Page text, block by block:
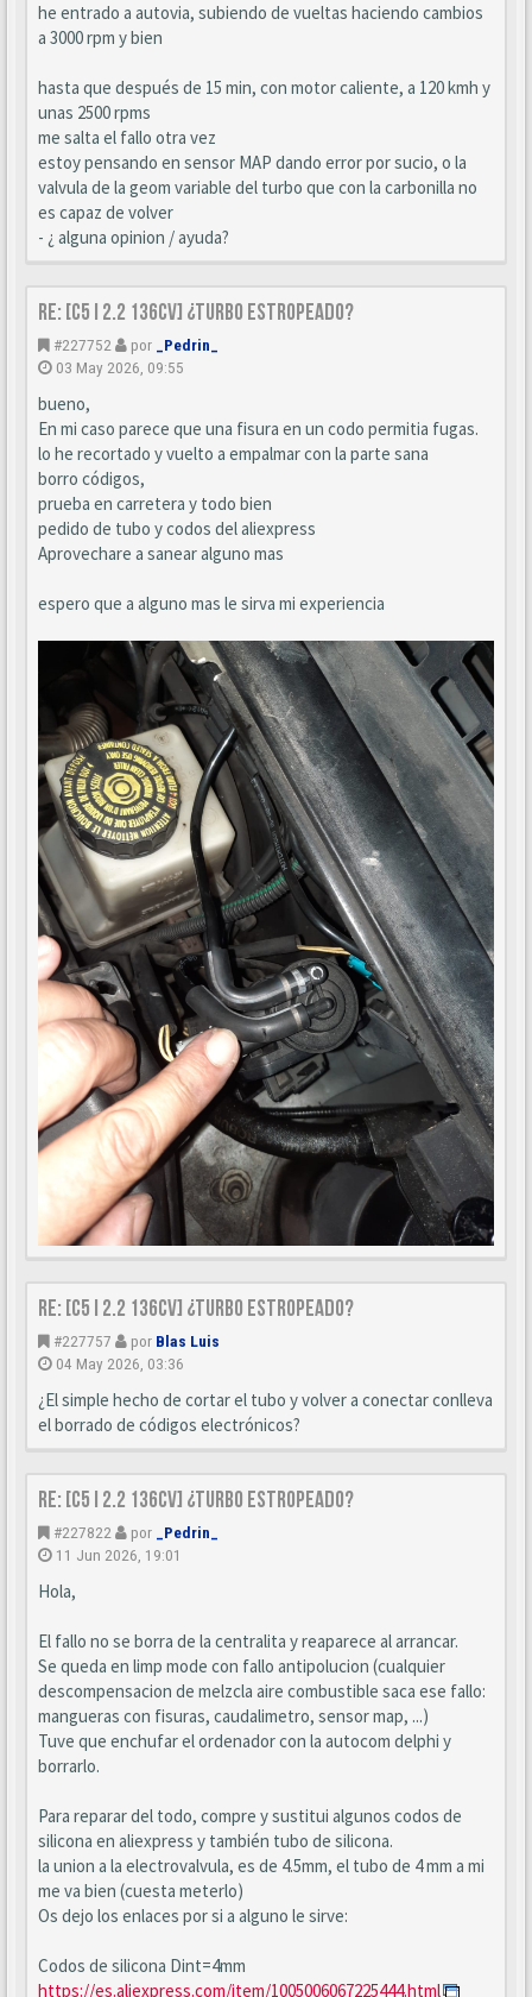
he entrado a autovia, subiendo de vueltas haciendo cambios
a 3000 rpm y bien
hasta que después de 15 min, con motor caliente, a 120 kmh y
unas 2500 rpms
me salta el fallo otra vez
estoy pensando en sensor MAP dando error por sucio, o la
valvula de la geom variable del turbo que con la carbonilla no
es capaz de volver
- ¿ alguna opinion / ayuda?
Re: [C5 I 2.2 136cv] ¿turbo estropeado?
#227752 por
_Pedrin_
03 May 2026, 09:55
bueno,
En mi caso parece que una fisura en un codo permitia fugas.
lo he recortado y vuelto a empalmar con la parte sana
borro códigos,
prueba en carretera y todo bien
pedido de tubo y codos del aliexpress
Aprovechare a sanear alguno mas
espero que a alguno mas le sirva mi experiencia
Re: [C5 I 2.2 136cv] ¿turbo estropeado?
#227757 por Blas Luis
04 May 2026, 03:36
¿El simple hecho de cortar el tubo y volver a conectar conlleva
el borrado de códigos electrónicos?
Re: [C5 I 2.2 136cv] ¿turbo estropeado?
#227822 por
_Pedrin_
11 Jun 2026, 19:01
Hola,
El fallo no se borra de la centralita y reaparece al arrancar.
Se queda en limp mode con fallo antipolucion (cualquier
descompensacion de melzcla aire combustible saca ese fallo:
mangueras con fisuras, caudalimetro, sensor map, ...)
Tuve que enchufar el ordenador con la autocom delphi y
borrarlo.
Para reparar del todo, compre y sustitui algunos codos de
silicona en aliexpress y también tubo de silicona.
la union a la electrovalvula, es de 4.5mm, el tubo de 4 mm a mi
me va bien (cuesta meterlo)
Os dejo los enlaces por si a alguno le sirve:
Codos de silicona Dint=4mm
https://es.aliexpress.com/item/1005006067225444.html